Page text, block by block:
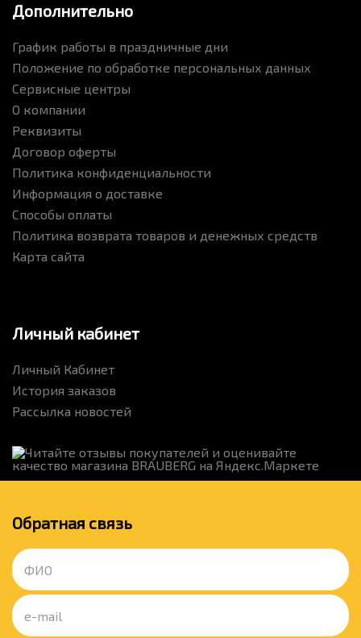
Дополнительно
График работы в праздничные дни
Положение по обработке персональных данных
Сервисные центры
О компании
Реквизиты
Договор оферты
Политика конфиденциальности
Информация о доставке
Способы оплаты
Политика возврата товаров и денежных средств
Карта сайта
Личный кабинет
Личный Кабинет
История заказов
Рассылка новостей
Обратная связь